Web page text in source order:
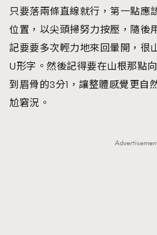
只要落兩條直線就行，第一點應
位置，以尖頭掃努力按壓，隨後
記要要多次輕力地來回暈開，很
U形字。然後記得要在山根那點
到眉骨的3分1，讓整體感覺更自
尬窘況。